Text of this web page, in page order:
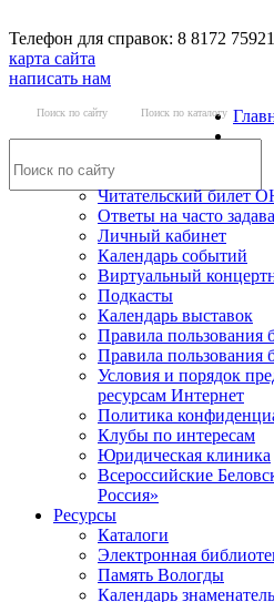
Телефон для справок: 8 8172
карта сайта
написать нам
Поиск по сайту Поиск по каталогу
Читательский билет
Ответы на часто
Личный кабинет
Календарь событий
Виртуальный
Подкасты
Календарь выставок
Правила пользования
Правила пользования
Условия и порядок
ресурсам Интернет
Политика
Клубы по интересам
Юридическая клиника
Всероссийские
Россия»
Ресурсы
Каталоги
Электронная
Память Вологды
Календарь